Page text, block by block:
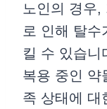
노인의 경우,
로 인해 탈수
킬 수 있습니
복용 중인 약
족 상태에 대